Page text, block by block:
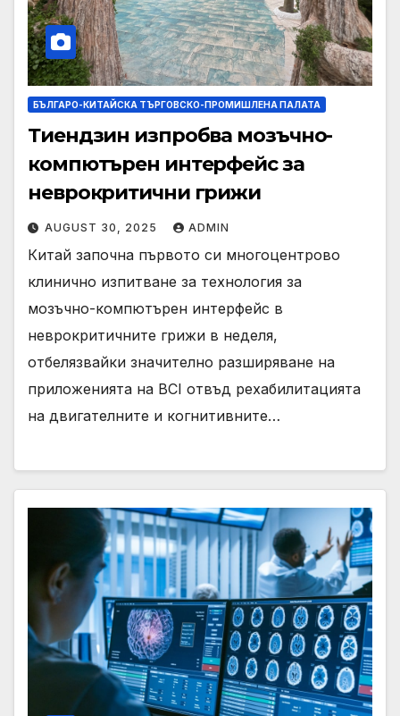
БЪЛГАРО-КИТАЙСКА ТЪРГОВСКО-ПРОМИШЛЕНА ПАЛАТА
Тиендзин изпробва мозъчно-
компютърен интерфейс за
неврокритични грижи
AUGUST 30, 2025 ADMIN
Китай започна първото си многоцентрово
клинично изпитване за технология за
мозъчно-компютърен интерфейс в
неврокритичните грижи в неделя,
отбелязвайки значително разширяване на
приложенията на BCI отвъд рехабилитацията
на двигателните и когнитивните…